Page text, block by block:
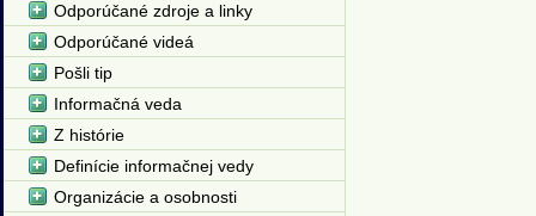
Odporúčané zdroje a linky
Odporúčané videá
Pošli tip
Informačná veda
Z histórie
Definície informačnej vedy
Organizácie a osobnosti